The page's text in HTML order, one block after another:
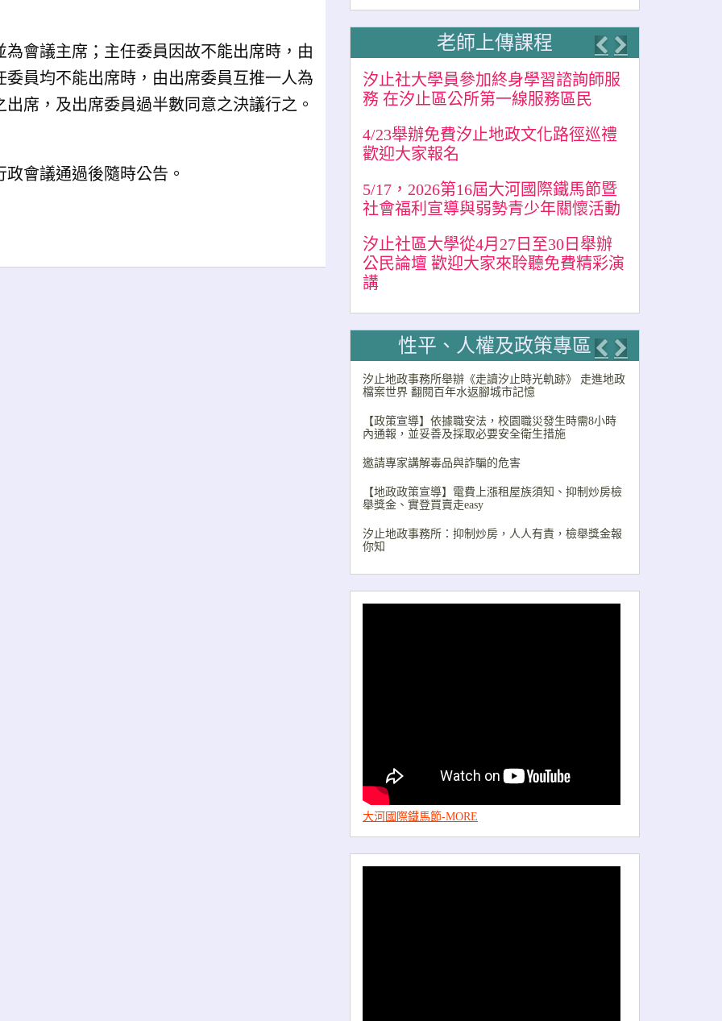
會議主席；主任委員因故不能出席時，由
員均不能出席時，由出席委員互推一人為
席，及出席委員過半數同意之決議行之。
會議通過後隨時公告。
老師上傳課程
Previous
Next
汐止社大學員參加終身學習諮詢師服
務 在汐止區公所第一線服務區民
4/23舉辦免費汐止地政文化路徑巡禮
歡迎大家報名
5/17，2026第16屆大河國際鐵馬節暨
社會福利宣導與弱勢青少年關懷活動
汐止社區大學從4月27日至30日舉辦
公民論壇 歡迎大家來聆聽免費精彩演
講
性平、人權及政策專區
Previous
Next
汐止地政事務所舉辦《走讀汐止時光軌跡》 走進地政
檔案世界 翻閱百年水返腳城市記憶
【政策宣導】依據職安法，校園職災發生時需8小時
內通報，並妥善及採取必要安全衛生措施
邀請專家講解毒品與詐騙的危害
【地政政策宣導】電費上漲租屋族須知、抑制炒房檢
舉獎金、實登買賣走easy
汐止地政事務所：抑制炒房，人人有責，檢舉獎金報
你知
大河國際鐵馬節-MORE